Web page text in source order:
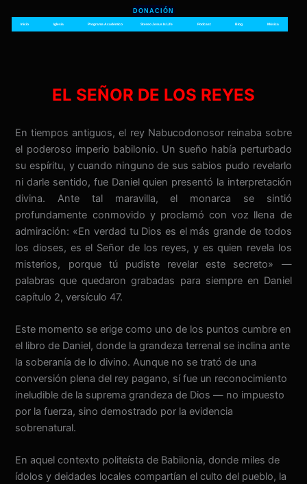
DONACIÓN
Inicio Iglesia Programa Académico Stereo Jesus Is Life Podcast Blog Música
EL SEÑOR DE LOS REYES
En tiempos antiguos, el rey Nabucodonosor reinaba sobre
el poderoso imperio babilonio. Un sueño había perturbado
su espíritu, y cuando ninguno de sus sabios pudo revelarlo
ni darle sentido, fue Daniel quien presentó la interpretación
divina. Ante tal maravilla, el monarca se sintió
profundamente conmovido y proclamó con voz llena de
admiración: «En verdad tu Dios es el más grande de todos
los dioses, es el Señor de los reyes, y es quien revela los
misterios, porque tú pudiste revelar este secreto» —
palabras que quedaron grabadas para siempre en Daniel
capítulo 2, versículo 47.
Este momento se erige como uno de los puntos cumbre en
el libro de Daniel, donde la grandeza terrenal se inclina ante
la soberanía de lo divino. Aunque no se trató de una
conversión plena del rey pagano, sí fue un reconocimiento
ineludible de la suprema grandeza de Dios — no impuesto
por la fuerza, sino demostrado por la evidencia
sobrenatural.
En aquel contexto politeísta de Babilonia, donde miles de
ídolos y deidades locales compartían el culto del pueblo, la